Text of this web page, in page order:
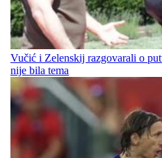
Vučić i Zelenskij razgovarali o
nije bila tema